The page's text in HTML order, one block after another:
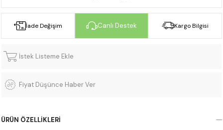
İade Değişim Canlı Destek Kargo Bilgisi
İstek Listeme Ekle
Fiyat Düşünce Haber Ver
ÜRÜN ÖZELLIKLERI